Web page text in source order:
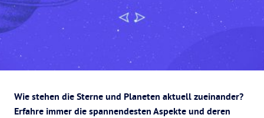
Wie stehen die Sterne und Planeten aktuell zueinander?
Erfahre immer die spannendesten Aspekte und deren